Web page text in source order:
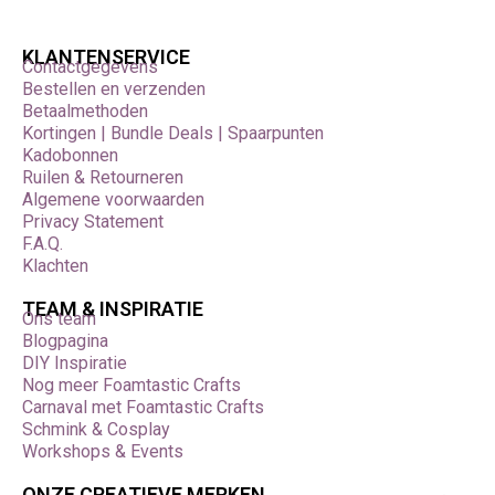
EAN: 712353581623
Serie: VersaCraft
Type: Inker / waterbasis pigmentinkt
KLANTENSERVICE
Contactgegevens
Bestellen en verzenden
Betaalmethoden
Kortingen | Bundle Deals | Spaarpunten
Kadobonnen
Ruilen & Retourneren
Algemene voorwaarden
Privacy Statement
F.A.Q.
Klachten
TEAM & INSPIRATIE
Ons team
Blogpagina
DIY Inspiratie
Nog meer Foamtastic Crafts
Carnaval met Foamtastic Crafts
Schmink & Cosplay
Workshops & Events